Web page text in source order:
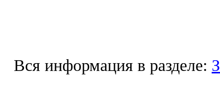
Вся информация в разделе: